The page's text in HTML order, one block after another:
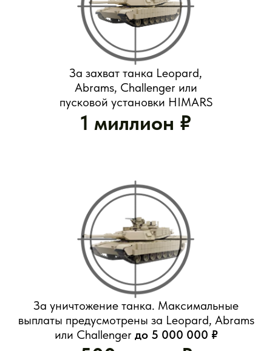
Бронированная машина, самоходная
артиллерийская или зенитная ракетная
установка, реактивная система залпового
огня, беспилотник и тактическая ракета,
системы «Ольха», «Смерч», «Ураган».
50 тысяч ₽
За уничтожение самоходной и легкой
бронетехники, средства ПВО или
беспилотника.
За каждый километр продвижения в составе